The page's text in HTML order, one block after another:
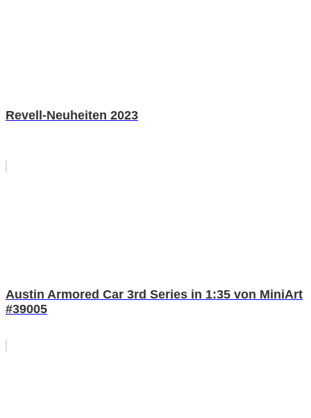
Revell-Neuheiten 2023
Austin Armored Car 3rd Series in 1:35 von MiniArt
#39005